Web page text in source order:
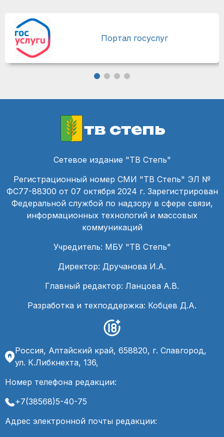
Портал госуслуг
тв степь
Сетевое издание "ТВ Степь"
Регистрационный номер СМИ "ТВ Степь" ЭЛ №
ФС77-88300 от 07 октября 2024 г. Зарегистрирован
Федеральной службой по надзору в сфере связи,
информационных технологий и массовых
коммуникаций
Учредитель: МБУ "ТВ Степь"
Директор: Дручанова И.А.
Главный редактор: Ланцова А.В.
Разработка и техподдержка: Кобцев Д.А.
Россия, Алтайский край, 658820, г. Славгород,
ул. К.Либкнехта, 136,
Номер телефона редакции:
+7(38568)5-40-75
Адрес электронной почты редакции: